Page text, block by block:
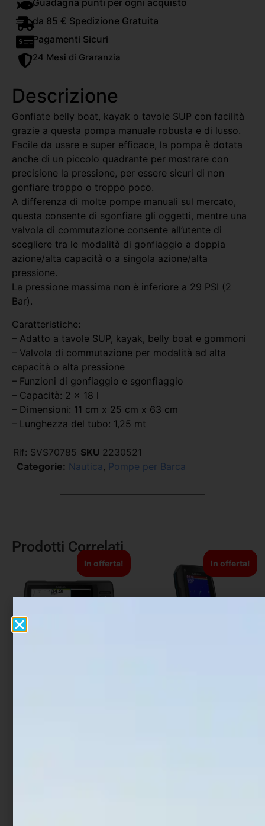
Guadagna punti per ogni acquisto
da 85 € Spedizione Gratuita
Pagamenti Sicuri
24 Mesi di Graranzia
Descrizione
Gonfiate belly boat, kayak o tavole SUP con facilità
grazie a questa pompa manuale robusta e di lusso.
Facile da usare e super efficace, la pompa è dotata
anche di un piccolo quadrante per mostrare con
precisione la pressione, per essere sicuri di non
gonfiare troppo o troppo poco.
A differenza di molte pompe manuali sul mercato,
questa consente di sgonfiare gli oggetti, mentre una
valvola di commutazione consente all’utente di
scegliere tra le modalità di gonfiaggio a doppia
azione/alta capacità o a singola azione/alta
pressione.
La pressione massima non è inferiore a 29 PSI (2
Bar).
Caratteristiche:
– Adatto a tavole SUP, kayak, belly boat e gommoni
– Valvola di commutazione per modalità ad alta
capacità o alta pressione
– Funzioni di gonfiaggio e sgonfiaggio
– Capacità: 2 x 18 l
– Dimensioni: 11 cm x 25 cm x 63 cm
– Lunghezza del tubo: 1,25 mt
Rif: SVS70785 SKU 2230521
Categorie: Nautica, Pompe per Barca
Prodotti Correlati
In offerta! In offerta!